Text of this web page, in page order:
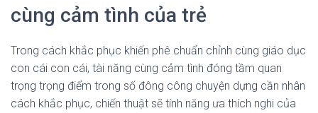
cùng cảm tình của trẻ
Trong cách khắc phục khiến phê chuẩn chỉnh cùng giáo dục
con cái con cái, tài năng cùng cảm tình đóng tầm quan
trọng trọng điểm trong số đông công chuyện dựng cần nhân
cách khắc phục, chiến thuật sẽ tính năng ưa thích nghi của